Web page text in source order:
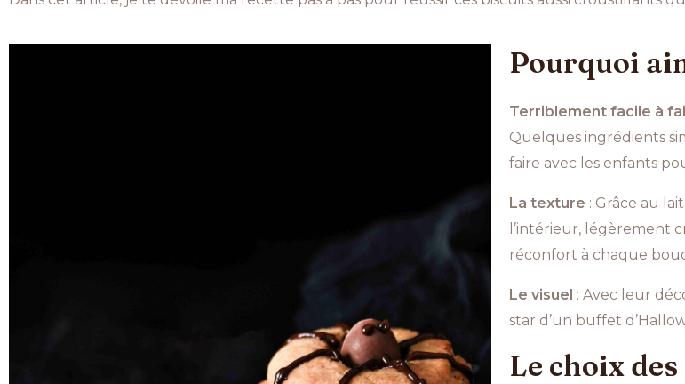
Pourquoi
Terriblement facile à
Quelques ingrédients
faire avec les enfants
La texture : Grâce au
l’intérieur, légèrement
réconfort à chaque
Le visuel : Avec leur
star d’un buffet
Le choix